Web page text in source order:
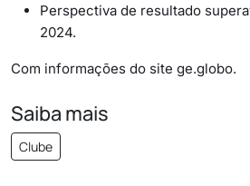
Perspectiva de resultado
2024.
Com informações do site ge.globo.
Saiba mais
Clube